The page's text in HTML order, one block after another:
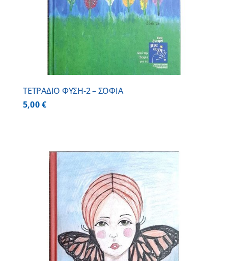
ΤΕΤΡΑΔΙΟ ΦΥΣΗ-2 – ΣΟΦΙΑ
5,00€